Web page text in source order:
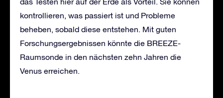
kontrollieren, was passiert ist und Probleme
beheben, sobald diese entstehen. Mit guten
Forschungsergebnissen könnte die BREEZE-
Raumsonde in den nächsten zehn Jahren die
Venus erreichen.